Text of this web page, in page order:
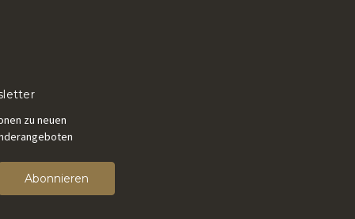
zu neuen